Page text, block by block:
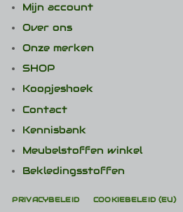
Mijn account
Over ons
Onze merken
SHOP
Koopjeshoek
Contact
Kennisbank
Meubelstoffen winkel
Bekledingsstoffen
PRIVACYBELEID COOKIEBELEID (EU)